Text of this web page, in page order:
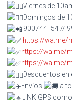
Viernes de
Domingos de
900744154 //
https://wa.me/
https://wa.me/
https://wa.me/
Descuentos en
Envíos
a
LINK GPS